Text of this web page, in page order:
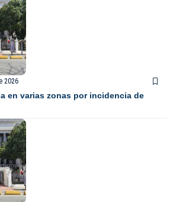
2026
en varias zonas por incidencia de